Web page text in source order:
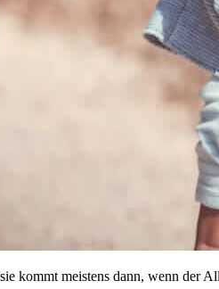
kommt meistens dann, wenn